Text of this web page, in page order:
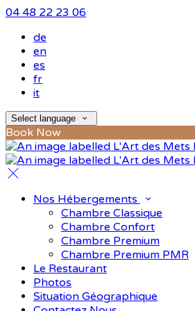
04 48 22 23 06
de
en
es
fr
it
Select language
Book Now
Nos Hébergements
Chambre Classique
Chambre Confort
Chambre Premium
Chambre Premium PMR
Le Restaurant
Photos
Situation Géographique